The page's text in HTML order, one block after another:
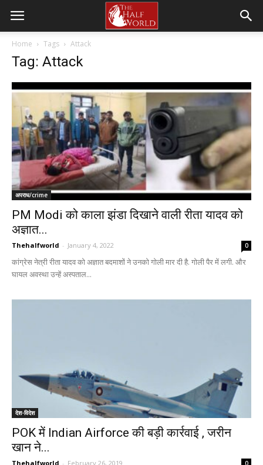
Home Tags Attack
Tag: Attack
अपराध/crime
PM Modi को काला झंडा दिखाने वाली रीता यादव को
अज्ञात...
Thehalfworld - January 4, 2022 0
कांग्रेस नेत्री रीता यादव को अज्ञात बदमाशों ने उनको गोली मार दी है. गोली पैर में लगी. और
घायल अवस्था उन्हें अस्पताल...
देश-विदेश
POK में Indian Airforce की बड़ी कार्रवाई , जरीन
खान ने...
Thehalfworld - February 26, 2019 0